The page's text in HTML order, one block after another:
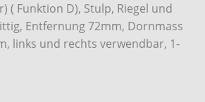
( Funktion D), Stulp, Riegel und
Entfernung 72mm, Dornmass
links und rechts verwendbar, 1-